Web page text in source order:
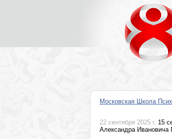
Московская Школа
22 сентября 2025 г. 15
Александра